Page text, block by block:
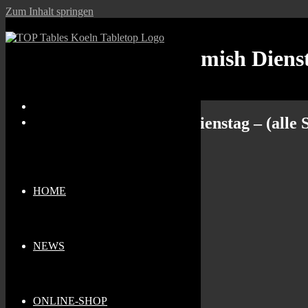
Zum Inhalt springen
HOME
NEWS
ONLINE-SHOP
Stammtischtag: Skirmish
Stammtischtag: Skirmish Dienstag – (alle
Ganztägig
Veranstaltungstyp